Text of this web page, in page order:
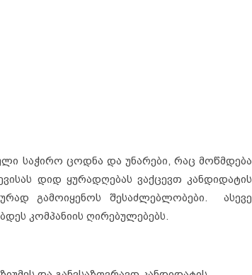
საჭირო ცოდნა და უნარები, რაც მოწმდება
დიდ ყურადღებას ვაქცევთ კანდიდატის
გამოიყენოს შესაძლებლობები. ასევე
კომპანიის ღირებულებებს.